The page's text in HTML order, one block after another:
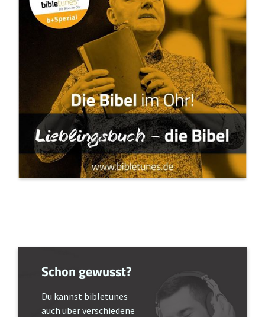
Schon gewusst?
Du kannst bibletunes
auch über verschiedene